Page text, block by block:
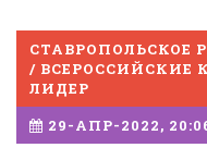
СТАВРОПОЛЬСКОЕ
/ ВСЕРОССИЙСКИЕ
ЛИДЕР
29-АПР-2022,